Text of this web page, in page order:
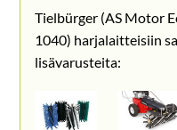
Tielbürger (AS Motor
1040) harjalaitteisiin
lisävarusteita: